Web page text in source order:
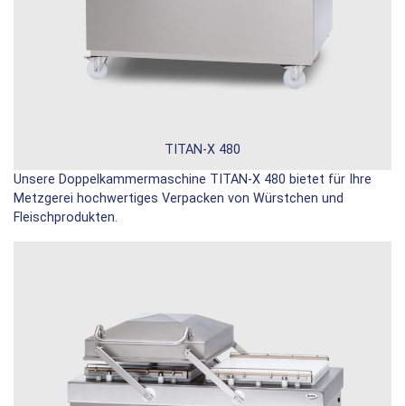
TITAN-X 480
Unsere Doppelkammermaschine TITAN-X 480 bietet für Ihre
Metzgerei hochwertiges Verpacken von Würstchen und
Fleischprodukten.